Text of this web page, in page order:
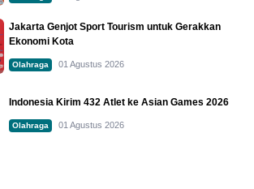
Jakarta Genjot Sport Tourism untuk Gerakkan
Ekonomi Kota
Olahraga 01 Agustus 2026
Indonesia Kirim 432 Atlet ke Asian Games 2026
Olahraga 01 Agustus 2026